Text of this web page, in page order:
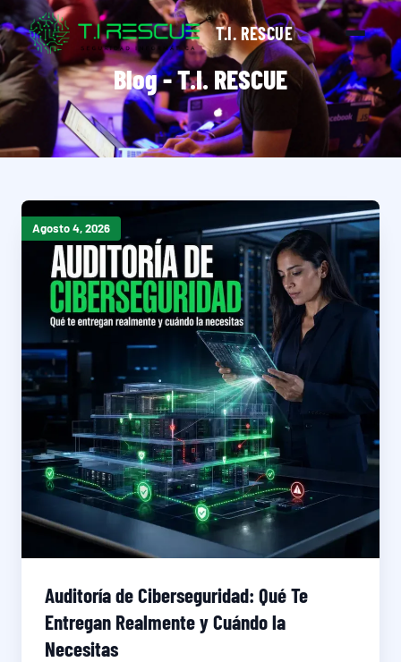
T.I. RESCUE
Blog - T.I. RESCUE
Agosto 4, 2026
Auditoría de Ciberseguridad: Qué Te
Entregan Realmente y Cuándo la
Necesitas